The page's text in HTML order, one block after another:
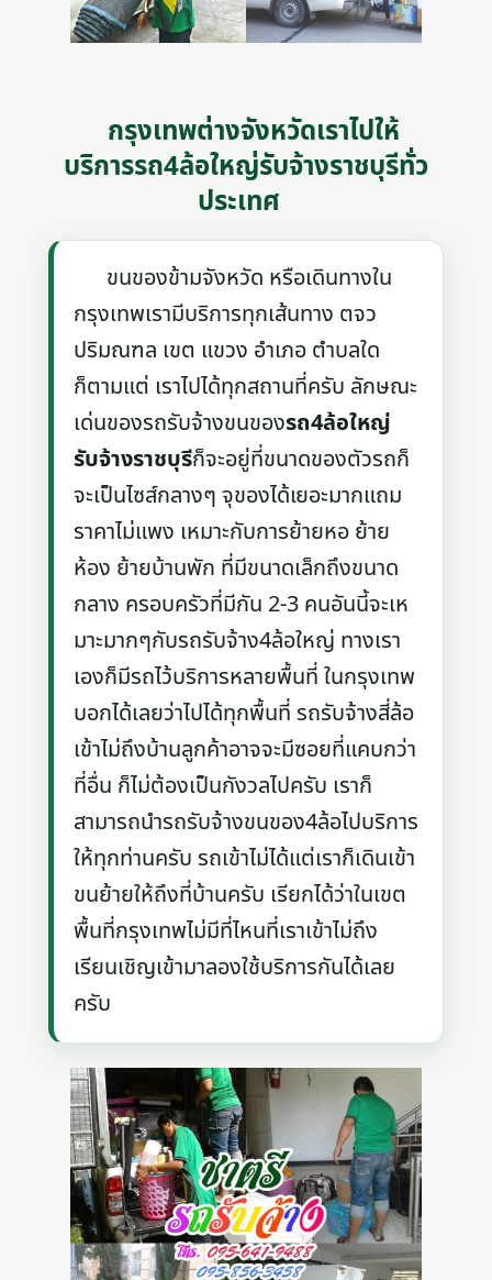
กรุงเทพต่างจังหวัดเราไปให้
บริการรถ4ล้อใหญ่รับจ้างราชบุรีทั่ว
ประเทศ
ขนของข้ามจังหวัด หรือเดินทางใน
กรุงเทพเรามีบริการทุกเส้นทาง ตจว
ปริมณฑล เขต แขวง อำเภอ ตำบลใด
ก็ตามแต่ เราไปได้ทุกสถานที่ครับ ลักษณะ
เด่นของรถรับจ้างขนของรถ4ล้อใหญ่
รับจ้างราชบุรีก็จะอยู่ที่ขนาดของตัวรถก็
จะเป็นไซส์กลางๆ จุของได้เยอะมากแถม
ราคาไม่แพง เหมาะกับการย้ายหอ ย้าย
ห้อง ย้ายบ้านพัก ที่มีขนาดเล็กถึงขนาด
กลาง ครอบครัวที่มีกัน 2-3 คนอันนี้จะเห
มาะมากๆกับรถรับจ้าง4ล้อใหญ่ ทางเรา
เองก็มีรถไว้บริการหลายพื้นที่ ในกรุงเทพ
บอกได้เลยว่าไปได้ทุกพื้นที่ รถรับจ้างสี่ล้อ
เข้าไม่ถึงบ้านลูกค้าอาจจะมีซอยที่แคบกว่า
ที่อื่น ก็ไม่ต้องเป็นกังวลไปครับ เราก็
สามารถนำรถรับจ้างขนของ4ล้อไปบริการ
ให้ทุกท่านครับ รถเข้าไม่ได้แต่เราก็เดินเข้า
ขนย้ายให้ถึงที่บ้านครับ เรียกได้ว่าในเขต
พื้นที่กรุงเทพไม่มีที่ไหนที่เราเข้าไม่ถึง
เรียนเชิญเข้ามาลองใช้บริการกันได้เลย
ครับ